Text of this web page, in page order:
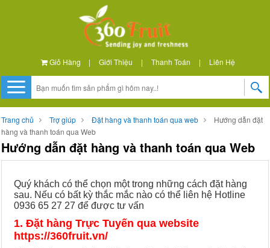
Giỏ Hàng | Giới Thiệu | Thanh Toán | Liên Hệ
Trang chủ Trợ giúp Đặt hàng và thanh toán qua web
Hướng dẫn đặt
hàng và thanh toán qua Web
Hướng dẫn đặt hàng và thanh toán qua Web
Quý khách có thể chọn một trong những cách đặt hàng
sau. Nếu có bất kỳ thắc mắc nào có thể liên hệ Hotline
0936 65 27 27 để được tư vấn
1. Đặt hàng Trực Tuyến qua website
https://360fruit.vn/